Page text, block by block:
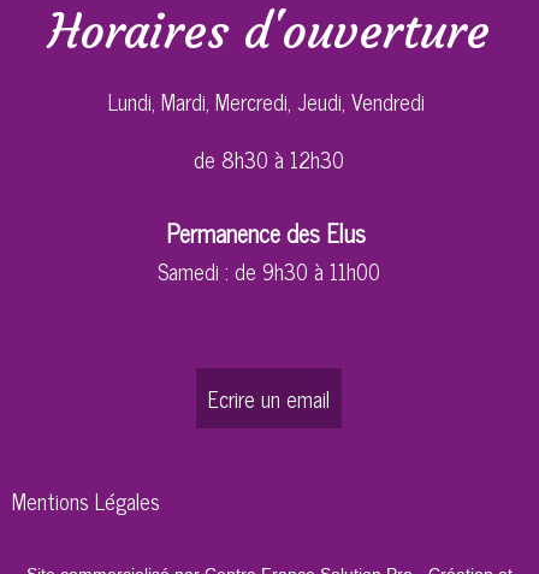
Horaires d'ouverture
Lundi, Mardi, Mercredi, Jeudi, Vendredi
de 8h30 à 12h30
Permanence des Elus
Samedi : de 9h30 à 11h00
Ecrire un email
Mentions Légales